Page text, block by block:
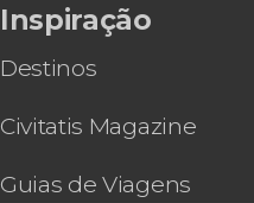
Inspiração
Destinos
Civitatis Magazine
Guias de Viagens